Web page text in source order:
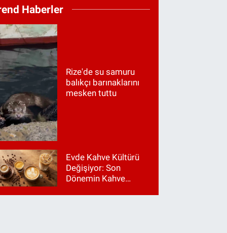
Haberler
Rize'de su samuru
balıkçı barınaklarını
mesken tuttu
Evde Kahve Kültürü
Değişiyor: Son
Dönemin Kahve